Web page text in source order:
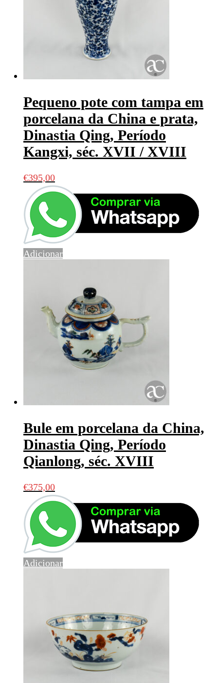
Pequeno pote com tampa em
porcelana da China e prata,
Dinastia Qing, Período
Kangxi, séc. XVII / XVIII
€395,00
Adicionar
Bule em porcelana da China,
Dinastia Qing, Período
Qianlong, séc. XVIII
€375,00
Adicionar